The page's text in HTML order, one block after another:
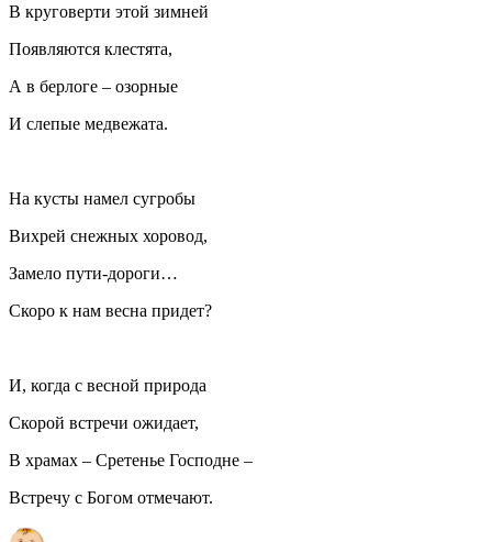
В круговерти этой зимней
Появляются клестята,
А в берлоге – озорные
И слепые медвежата.
На кусты намел сугробы
Вихрей снежных хоровод,
Замело пути-дороги…
Скоро к нам весна придет?
И, когда с весной природа
Скорой встречи ожидает,
В храмах – Сретенье Господне –
Встречу с Богом отмечают.